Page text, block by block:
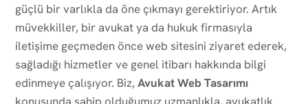
güçlü bir varlıkla da öne çıkmayı gerektiriyor. Artık
müvekkiller, bir avukat ya da hukuk firmasıyla
iletişime geçmeden önce web sitesini ziyaret ederek,
sağladığı hizmetler ve genel itibarı hakkında bilgi
edinmeye çalışıyor. Biz,Avukat Web Tasarımı